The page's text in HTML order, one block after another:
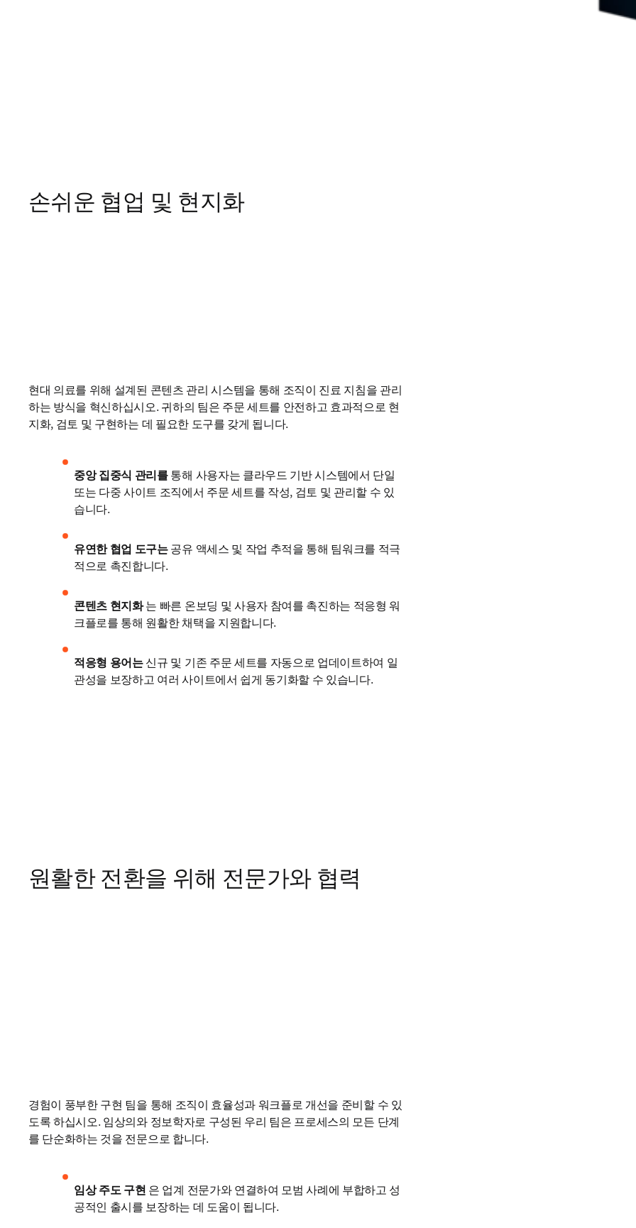
손쉬운 협업 및 현지화
현대 의료를 위해 설계된 콘텐츠 관리 시스템을 통해 조직이 진료 지침을 관리
하는 방식을 혁신하십시오. 귀하의 팀은 주문 세트를 안전하고 효과적으로 현
지화, 검토 및 구현하는 데 필요한 도구를 갖게 됩니다.
중앙 집중식 관리를 통해 사용자는 클라우드 기반 시스템에서 단일
또는 다중 사이트 조직에서 주문 세트를 작성, 검토 및 관리할 수 있
습니다.
유연한 협업 도구는 공유 액세스 및 작업 추적을 통해 팀워크를 적극
적으로 촉진합니다.
콘텐츠 현지화 는 빠른 온보딩 및 사용자 참여를 촉진하는 적응형 워
크플로를 통해 원활한 채택을 지원합니다.
적응형 용어는 신규 및 기존 주문 세트를 자동으로 업데이트하여 일
관성을 보장하고 여러 사이트에서 쉽게 동기화할 수 있습니다.
원활한 전환을 위해 전문가와 협력
경험이 풍부한 구현 팀을 통해 조직이 효율성과 워크플로 개선을 준비할 수 있
도록 하십시오. 임상의와 정보학자로 구성된 우리 팀은 프로세스의 모든 단계
를 단순화하는 것을 전문으로 합니다.
임상 주도 구현 은 업계 전문가와 연결하여 모범 사례에 부합하고 성
공적인 출시를 보장하는 데 도움이 됩니다.